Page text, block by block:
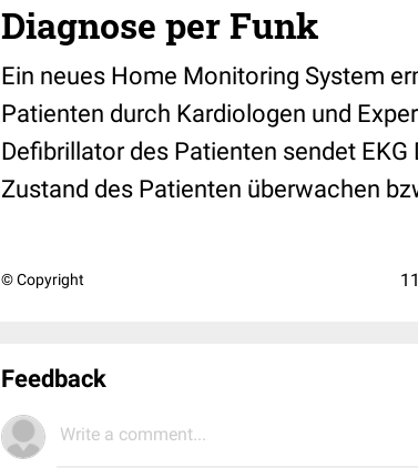
Diagnose per Funk
Ein neues Home Monitoring System
Patienten durch Kardiologen und
Defibrillator des Patienten sendet
Zustand des Patienten überwachen
© Copyright
Feedback
Write a comment...